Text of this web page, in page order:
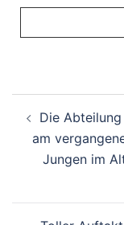
Die
am
Jungen im